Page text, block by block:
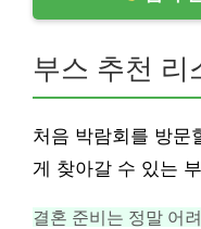
부스 추천 리
처음 박람회를 방문
게 찾아갈 수 있는
결혼 준비는 정말 어